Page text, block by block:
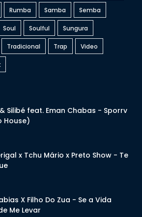
Rumba Samba Semba
Soul Soulful Sungura
Tradicional Trap Video
& Silibé feat. Eman Chabas - Sporrv
House)
x Tchu Mário x Preto Show - Te
X Filho Do Zua - Se a Vida
Me Levar